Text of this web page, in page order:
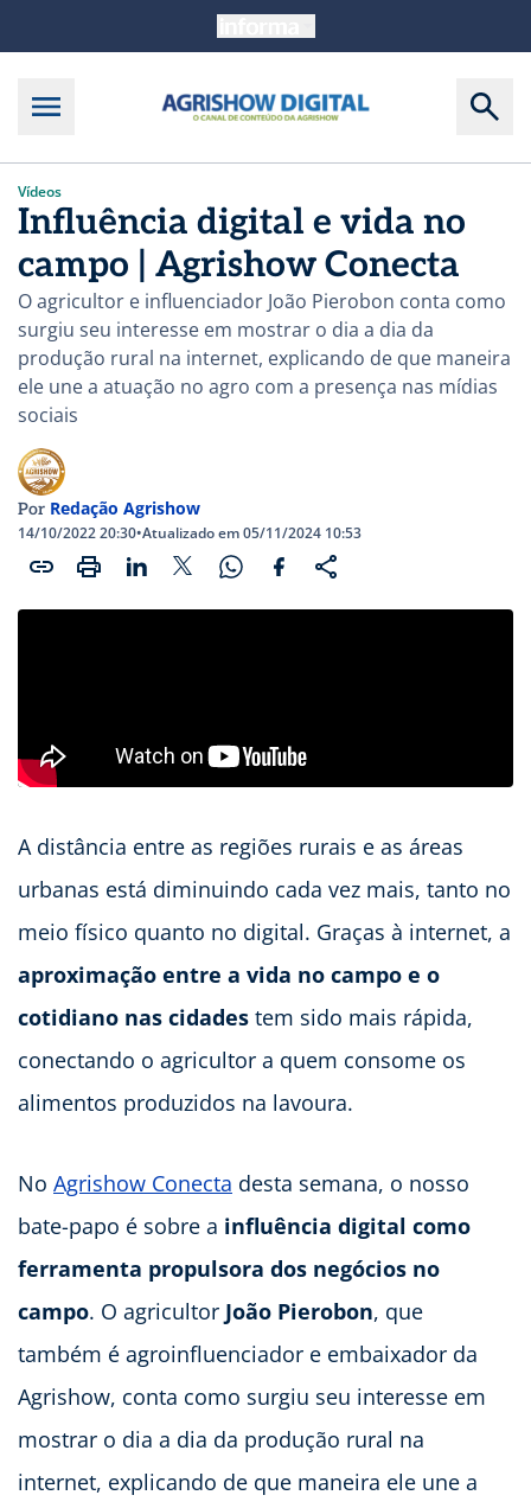
Vídeos
Influência digital e vida no
campo | Agrishow Conecta
O agricultor e influenciador João Pierobon conta como
surgiu seu interesse em mostrar o dia a dia da
produção rural na internet, explicando de que maneira
ele une a atuação no agro com a presença nas mídias
sociais
Por Redação Agrishow
14/10/2022 20:30•Atualizado em 05/11/2024 10:53
A distância entre as regiões rurais e as áreas
urbanas está diminuindo cada vez mais, tanto no
meio físico quanto no digital. Graças à internet, a
aproximação entre a vida no campo e o
cotidiano nas cidades tem sido mais rápida,
conectando o agricultor a quem consome os
alimentos produzidos na lavoura.
No Agrishow Conecta desta semana, o nosso
bate-papo é sobre a influência digital como
ferramenta propulsora dos negócios no
campo. O agricultor João Pierobon, que
também é agroinfluenciador e embaixador da
Agrishow, conta como surgiu seu interesse em
mostrar o dia a dia da produção rural na
internet, explicando de que maneira ele une a